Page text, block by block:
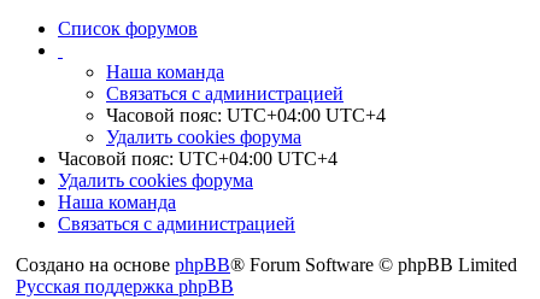
Список форумов
Наша команда
Связаться с администрацией
Часовой пояс: UTC+04:00 UTC+4
Удалить cookies форума
Часовой пояс: UTC+04:00 UTC+4
Удалить cookies форума
Наша команда
Связаться с администрацией
Создано на основе phpBB® Forum Software © phpBB Limited
Русская поддержка phpBB